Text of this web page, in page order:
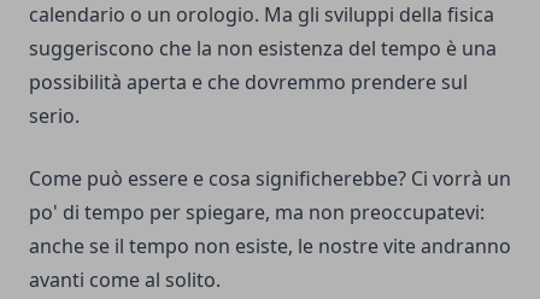
calendario o un orologio. Ma gli sviluppi della fisica
suggeriscono che la non esistenza del tempo è una
possibilità aperta e che dovremmo prendere sul
serio.
Come può essere e cosa significherebbe? Ci vorrà un
po' di tempo per spiegare, ma non preoccupatevi:
anche se il tempo non esiste, le nostre vite andranno
avanti come al solito.